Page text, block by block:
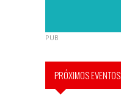
PUB
PRÓXIMOS EVENTOS